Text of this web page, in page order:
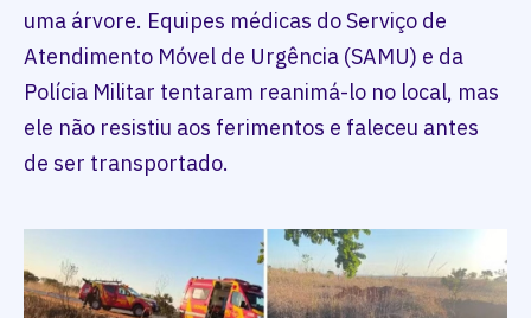
uma árvore. Equipes médicas do Serviço de
Atendimento Móvel de Urgência (SAMU) e da
Polícia Militar tentaram reanimá-lo no local, mas
ele não resistiu aos ferimentos e faleceu antes
de ser transportado.